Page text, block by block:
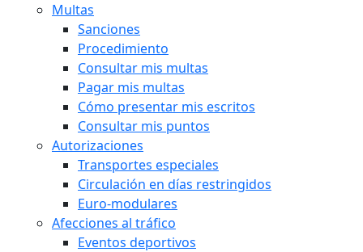
Multas
Sanciones
Procedimiento
Consultar mis multas
Pagar mis multas
Cómo presentar mis escritos
Consultar mis puntos
Autorizaciones
Transportes especiales
Circulación en días restringidos
Euro-modulares
Afecciones al tráfico
Eventos deportivos